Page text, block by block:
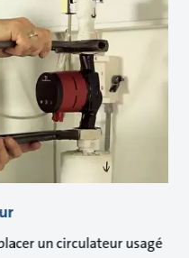
un circulateur usagé